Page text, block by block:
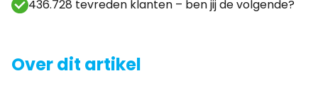
436.728 tevreden klanten – ben jij de volgende?
Over dit artikel